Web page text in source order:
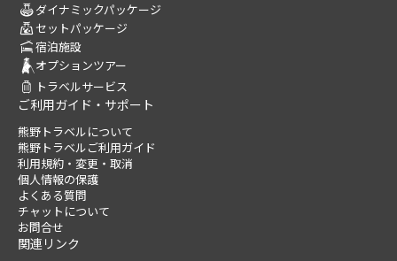
ダイナミックパッケージ
セットパッケージ
宿泊施設
オプションツアー
トラベルサービス
ご利用ガイド・サポート
熊野トラベルについて
熊野トラベルご利用ガイド
利用規約・変更・取消
個人情報の保護
よくある質問
チャットについて
お問合せ
関連リンク